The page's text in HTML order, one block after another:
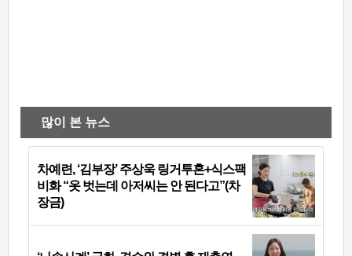
많이 본 뉴스
차예련, ‘김부장’ 주상욱 링거투혼+식스팩
비화 “옷 벗는데 아저씨는 안 된다고”(차
장금)